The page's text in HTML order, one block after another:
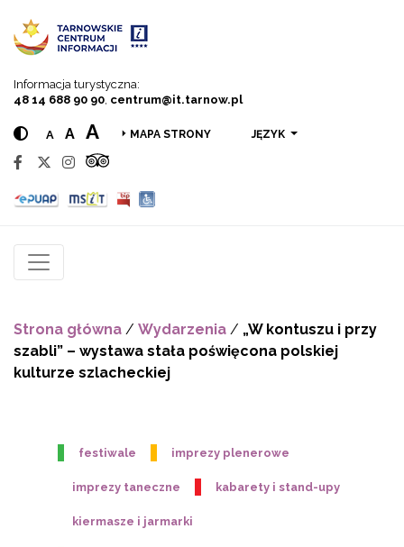
Informacja turystyczna:
48 14 688 90 90 centrum@it.tarnow.pl
A A A MAPA STRONY JĘZYK
Strona główna / Wydarzenia / „W kontuszu i przy
szabli” – wystawa stała poświęcona polskiej
kulturze szlacheckiej
festiwale imprezy plenerowe
imprezy taneczne kabarety i stand-upy
kiermasze i jarmarki